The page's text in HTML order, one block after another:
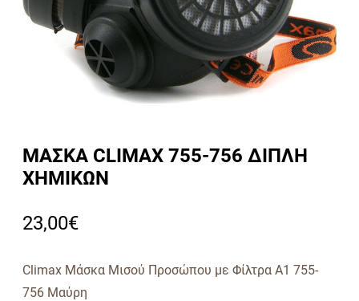
ΜΑΣΚΑ CLIMAX 755-756 ΔΙΠΛΗ
ΧΗΜΙΚΩΝ
23,00€
Climax Μάσκα Μισού Προσώπου με Φίλτρα A1 755-
756 Μαύρη